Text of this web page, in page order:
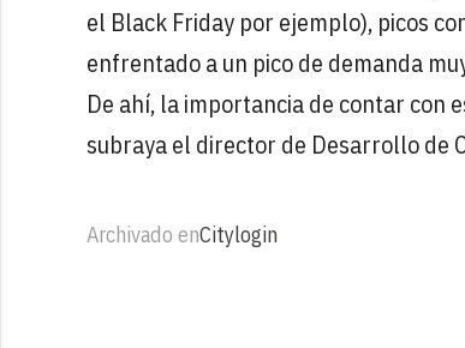
el Black Friday por ejemplo), picos
enfrentado a un pico de demanda
De ahí, la importancia de contar con
subraya el director de Desarrollo de
Archivado enCitylogin